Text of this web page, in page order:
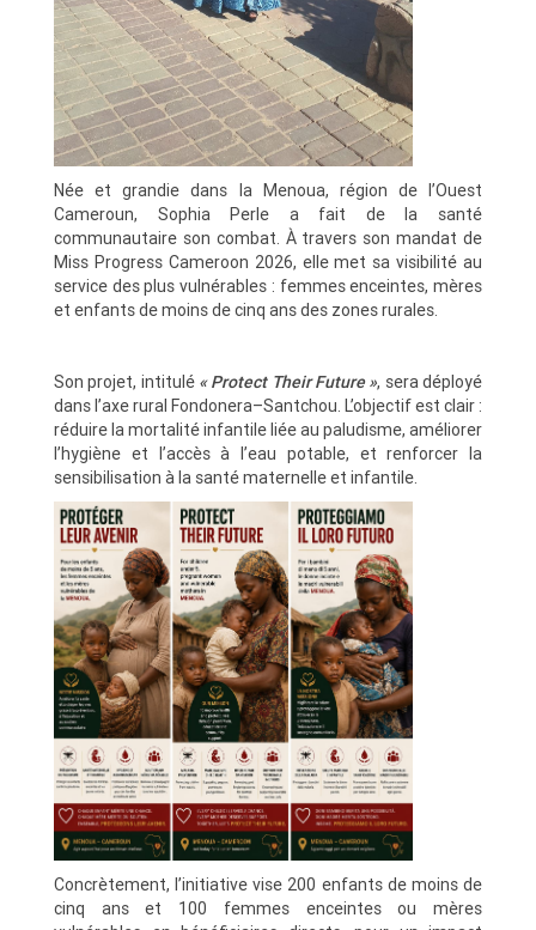
Née et grandie dans la Menoua, région de l’Ouest
Cameroun, Sophia Perle a fait de la santé
communautaire son combat. À travers son mandat de
Miss Progress Cameroon 2026, elle met sa visibilité au
service des plus vulnérables : femmes enceintes, mères
et enfants de moins de cinq ans des zones rurales.
Son projet, intitulé« Protect Their Future », sera déployé
dans l’axe rural Fondonera–Santchou. L’objectif est clair :
réduire la mortalité infantile liée au paludisme, améliorer
l’hygiène et l’accès à l’eau potable, et renforcer la
sensibilisation à la santé maternelle et infantile.
Concrètement, l’initiative vise 200 enfants de moins de
cinq ans et 100 femmes enceintes ou mères